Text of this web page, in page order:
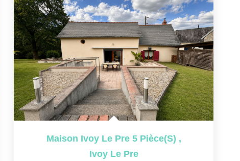
Maison Ivoy Le Pre 5 Pièce(s) ,
Ivoy Le Pre